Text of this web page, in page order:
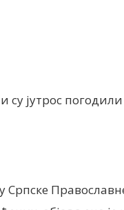
су јутрос
Српске